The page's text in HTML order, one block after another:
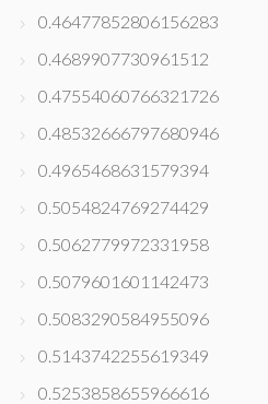
0.46477852806156283
0.4689907730961512
0.47554060766321726
0.48532666797680946
0.4965468631579394
0.5054824769274429
0.5062779972331958
0.5079601601142473
0.5083290584955096
0.5143742255619349
0.5253858655966616